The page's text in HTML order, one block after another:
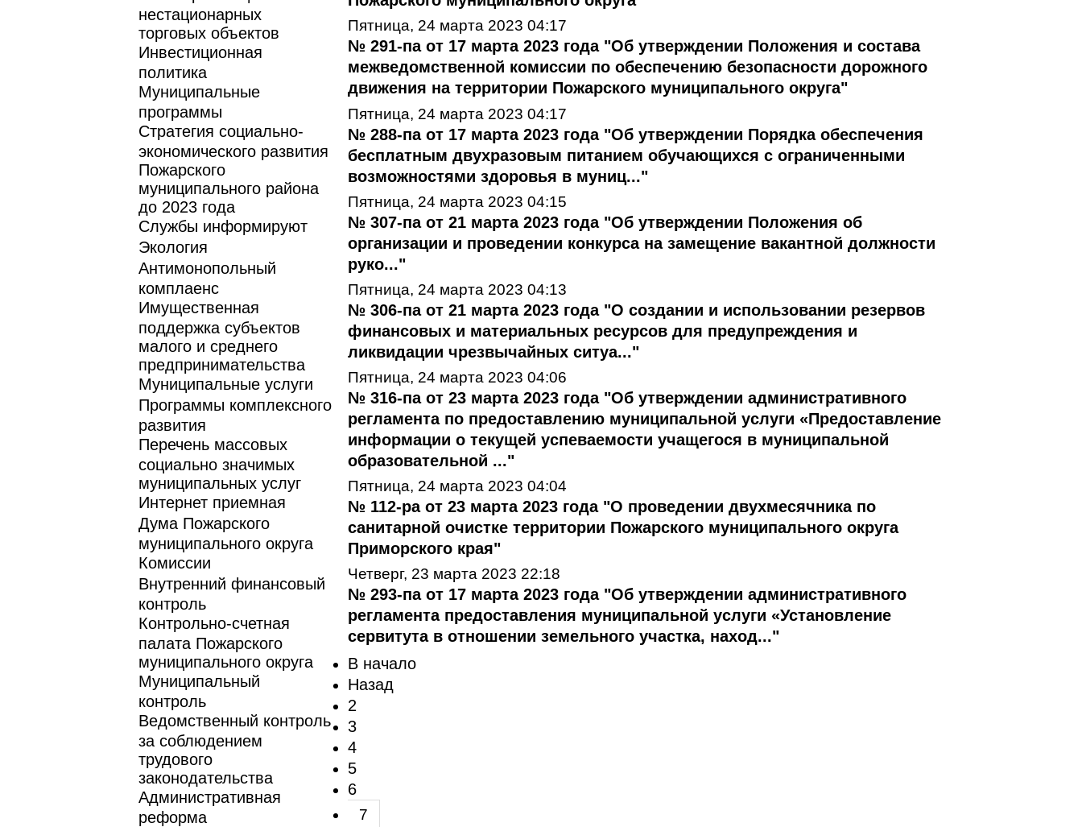
нестационарных
торговых объектов
Инвестиционная
политика
Муниципальные
программы
Стратегия социально-
экономического развития
Пожарского
муниципального района
до 2023 года
Службы информируют
Экология
Антимонопольный
комплаенс
Имущественная
поддержка субъектов
малого и среднего
предпринимательства
Муниципальные услуги
Программы комплексного
развития
Перечень массовых
социально значимых
муниципальных услуг
Интернет приемная
Дума Пожарского
муниципального округа
Комиссии
Внутренний финансовый
контроль
Контрольно-счетная
палата Пожарского
муниципального округа
Муниципальный
контроль
Ведомственный контроль
за соблюдением
трудового
законодательства
Административная
реформа
Пятница, 24 марта 2023 04:17
№ 291-па от 17 марта 2023 года "Об утверждении Положения и состава
межведомственной комиссии по обеспечению безопасности дорожного
движения на территории Пожарского муниципального округа"
Пятница, 24 марта 2023 04:17
№ 288-па от 17 марта 2023 года "Об утверждении Порядка обеспечения
бесплатным двухразовым питанием обучающихся с ограниченными
возможностями здоровья в муниц..."
Пятница, 24 марта 2023 04:15
№ 307-па от 21 марта 2023 года "Об утверждении Положения об
организации и проведении конкурса на замещение вакантной должности
руко..."
Пятница, 24 марта 2023 04:13
№ 306-па от 21 марта 2023 года "О создании и использовании резервов
финансовых и материальных ресурсов для предупреждения и
ликвидации чрезвычайных ситуа..."
Пятница, 24 марта 2023 04:06
№ 316-па от 23 марта 2023 года "Об утверждении административного
регламента по предоставлению муниципальной услуги «Предоставление
информации о текущей успеваемости учащегося в муниципальной
образовательной ..."
Пятница, 24 марта 2023 04:04
№ 112-ра от 23 марта 2023 года "О проведении двухмесячника по
санитарной очистке территории Пожарского муниципального округа
Приморского края"
Четверг, 23 марта 2023 22:18
№ 293-па от 17 марта 2023 года "Об утверждении административного
регламента предоставления муниципальной услуги «Установление
сервитута в отношении земельного участка, наход..."
В начало
Назад
2
3
4
5
6
7